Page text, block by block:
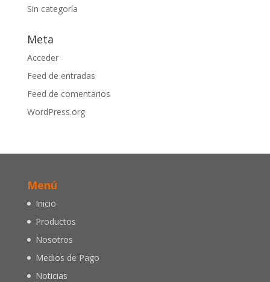
Sin categoría
Meta
Acceder
Feed de entradas
Feed de comentarios
WordPress.org
Menú
Inicio
Productos
Nosotros
Medios de Pago
Noticias